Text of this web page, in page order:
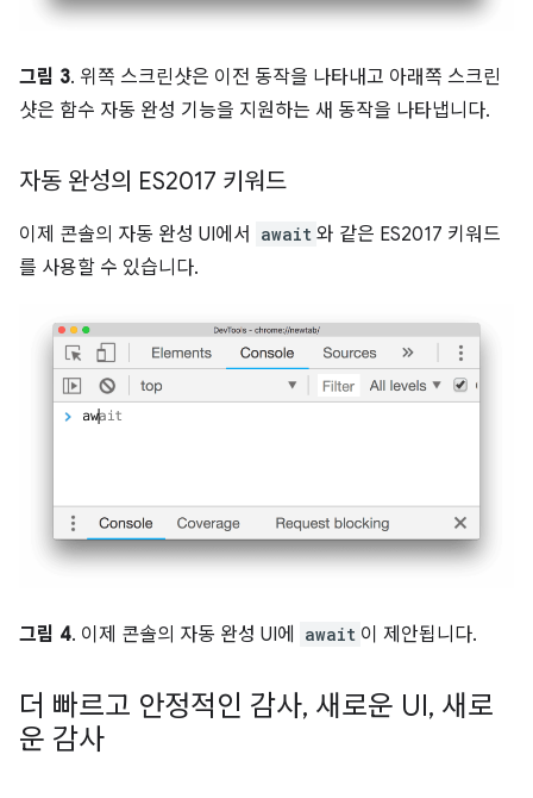
그림 3. 위쪽 스크린샷은 이전 동작을 나타내고 아래쪽 스크린
샷은 함수 자동 완성 기능을 지원하는 새 동작을 나타냅니다.
자동 완성의 ES2017 키워드
이제 콘솔의 자동 완성 UI에서 await 와 같은 ES2017 키워드
를 사용할 수 있습니다.
그림 4. 이제 콘솔의 자동 완성 UI에 await 이 제안됩니다.
더 빠르고 안정적인 감사, 새로운 UI, 새로
운 감사